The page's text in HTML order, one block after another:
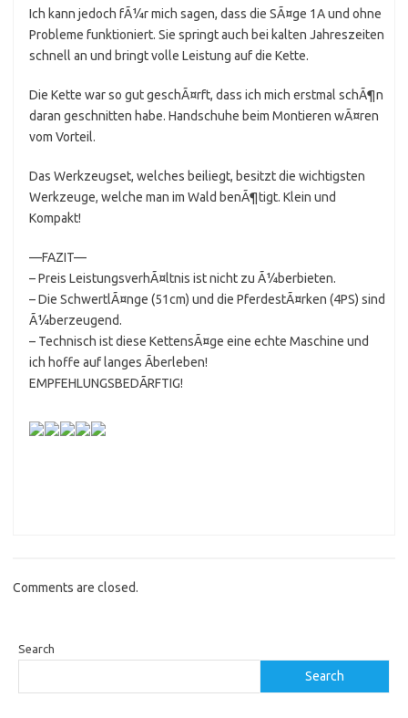
Ich kann jedoch fÃ¼r mich sagen, dass die SÃ¤ge 1A und ohne
Probleme funktioniert. Sie springt auch bei kalten Jahreszeiten
schnell an und bringt volle Leistung auf die Kette.
Die Kette war so gut geschÃ¤rft, dass ich mich erstmal schÃ¶n
daran geschnitten habe. Handschuhe beim Montieren wÃ¤ren
vom Vorteil.
Das Werkzeugset, welches beiliegt, besitzt die wichtigsten
Werkzeuge, welche man im Wald benÃ¶tigt. Klein und
Kompakt!
—FAZIT—
– Preis LeistungsverhÃ¤ltnis ist nicht zu Ã¼berbieten.
– Die SchwertlÃ¤nge (51cm) und die PferdestÃ¤rken (4PS) sind
Ã¼berzeugend.
– Technisch ist diese KettensÃ¤ge eine echte Maschine und
ich hoffe auf langes Ãberleben!
EMPFEHLUNGSBEDÃRFTIG!
Comments are closed.
Search
Search